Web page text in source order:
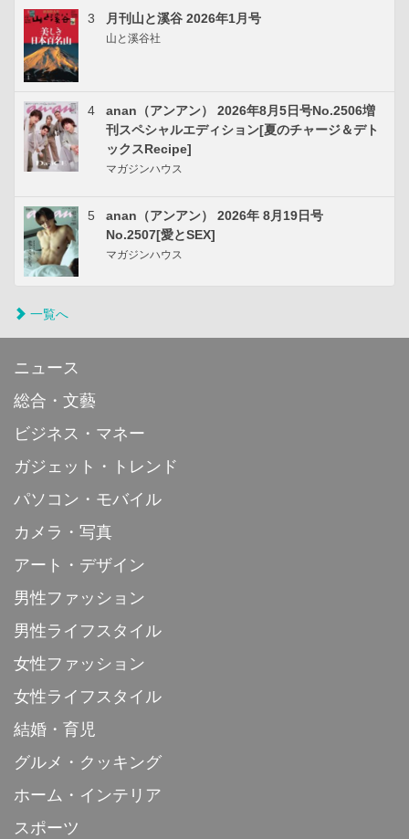
3 月刊山と溪谷 2026年1月号
山と溪谷社
4
anan（アンアン） 2026年8月5日号No.2506増
刊スペシャルエディション[夏のチャージ＆デト
ックスRecipe]
マガジンハウス
5
anan（アンアン） 2026年 8月19日号
No.2507[愛とSEX]
マガジンハウス
一覧へ
ニュース
総合・文藝
ビジネス・マネー
ガジェット・トレンド
パソコン・モバイル
カメラ・写真
アート・デザイン
男性ファッション
男性ライフスタイル
女性ファッション
女性ライフスタイル
結婚・育児
グルメ・クッキング
ホーム・インテリア
スポーツ